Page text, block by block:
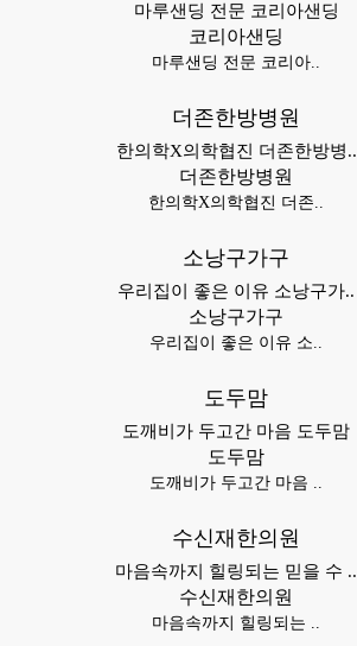
마루샌딩 전문 코리아샌딩
코리아샌딩
마루샌딩 전문 코리아..
더존한방병원
한의학X의학협진 더존한방병..
더존한방병원
한의학X의학협진 더존..
소낭구가구
우리집이 좋은 이유 소낭구가..
소낭구가구
우리집이 좋은 이유 소..
도두맘
도깨비가 두고간 마음 도두맘
도두맘
도깨비가 두고간 마음 ..
수신재한의원
마음속까지 힐링되는 믿을 수 ..
수신재한의원
마음속까지 힐링되는 ..